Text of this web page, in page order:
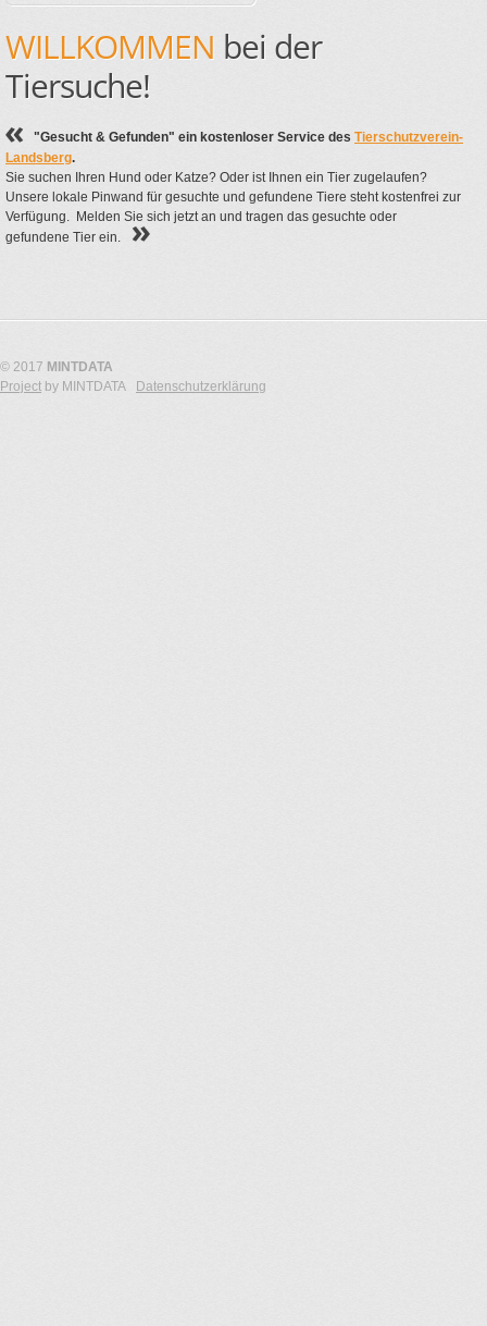
WILLKOMMEN bei der
Tiersuche!
"Gesucht & Gefunden" ein kostenloser Service des Tierschutzverein-
Landsberg.
Sie suchen Ihren Hund oder Katze? Oder ist Ihnen ein Tier zugelaufen?
Unsere lokale Pinwand für gesuchte und gefundene Tiere steht kostenfrei zur
Verfügung. Melden Sie sich jetzt an und tragen das gesuchte oder
gefundene Tier ein.
© 2017 MINTDATA
Project by MINTDATA Datenschutzerklärung